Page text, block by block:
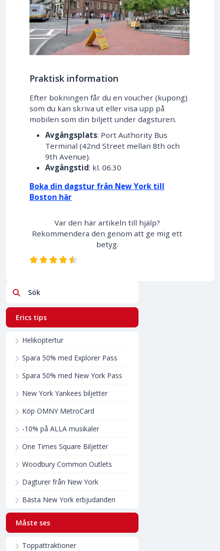
Praktisk information
Efter bokningen får du en voucher (kupong)
som du kan skriva ut eller visa upp på
mobilen som din biljett under dagsturen.
Avgångsplats: Port Authority Bus
Terminal (42nd Street mellan 8th och
9th Avenue).
Avgångstid: kl. 06.30
Boka din dagstur från New York till
Boston här
Var den här artikeln till hjälp?
Rekommendera den genom att ge mig ett
betyg.
Sök
Erics tips
Helikoptertur
Spara 50% med Explorer Pass
Spara 50% med New York Pass
New York Yankees biljetter
Köp OMNY MetroCard
-10% på ALLA musikaler
One Times Square Biljetter
Woodbury Common Outlets
Dagturer från New York
Bästa New York erbjudanden
Måste ses
Toppattraktioner